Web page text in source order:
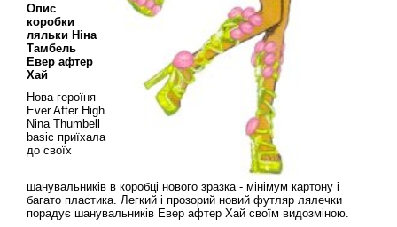
Опис
коробки
ляльки Ніна
Тамбель
Евер афтер
Хай
Нова героїня
Ever After High
Nina Thumbell
basic приїхала
до своїх
шанувальників в коробці нового зразка - мінімум картону і
багато пластика. Легкий і прозорий новий футляр лялечки
порадує шанувальників Евер афтер Хай своїм видозміною.